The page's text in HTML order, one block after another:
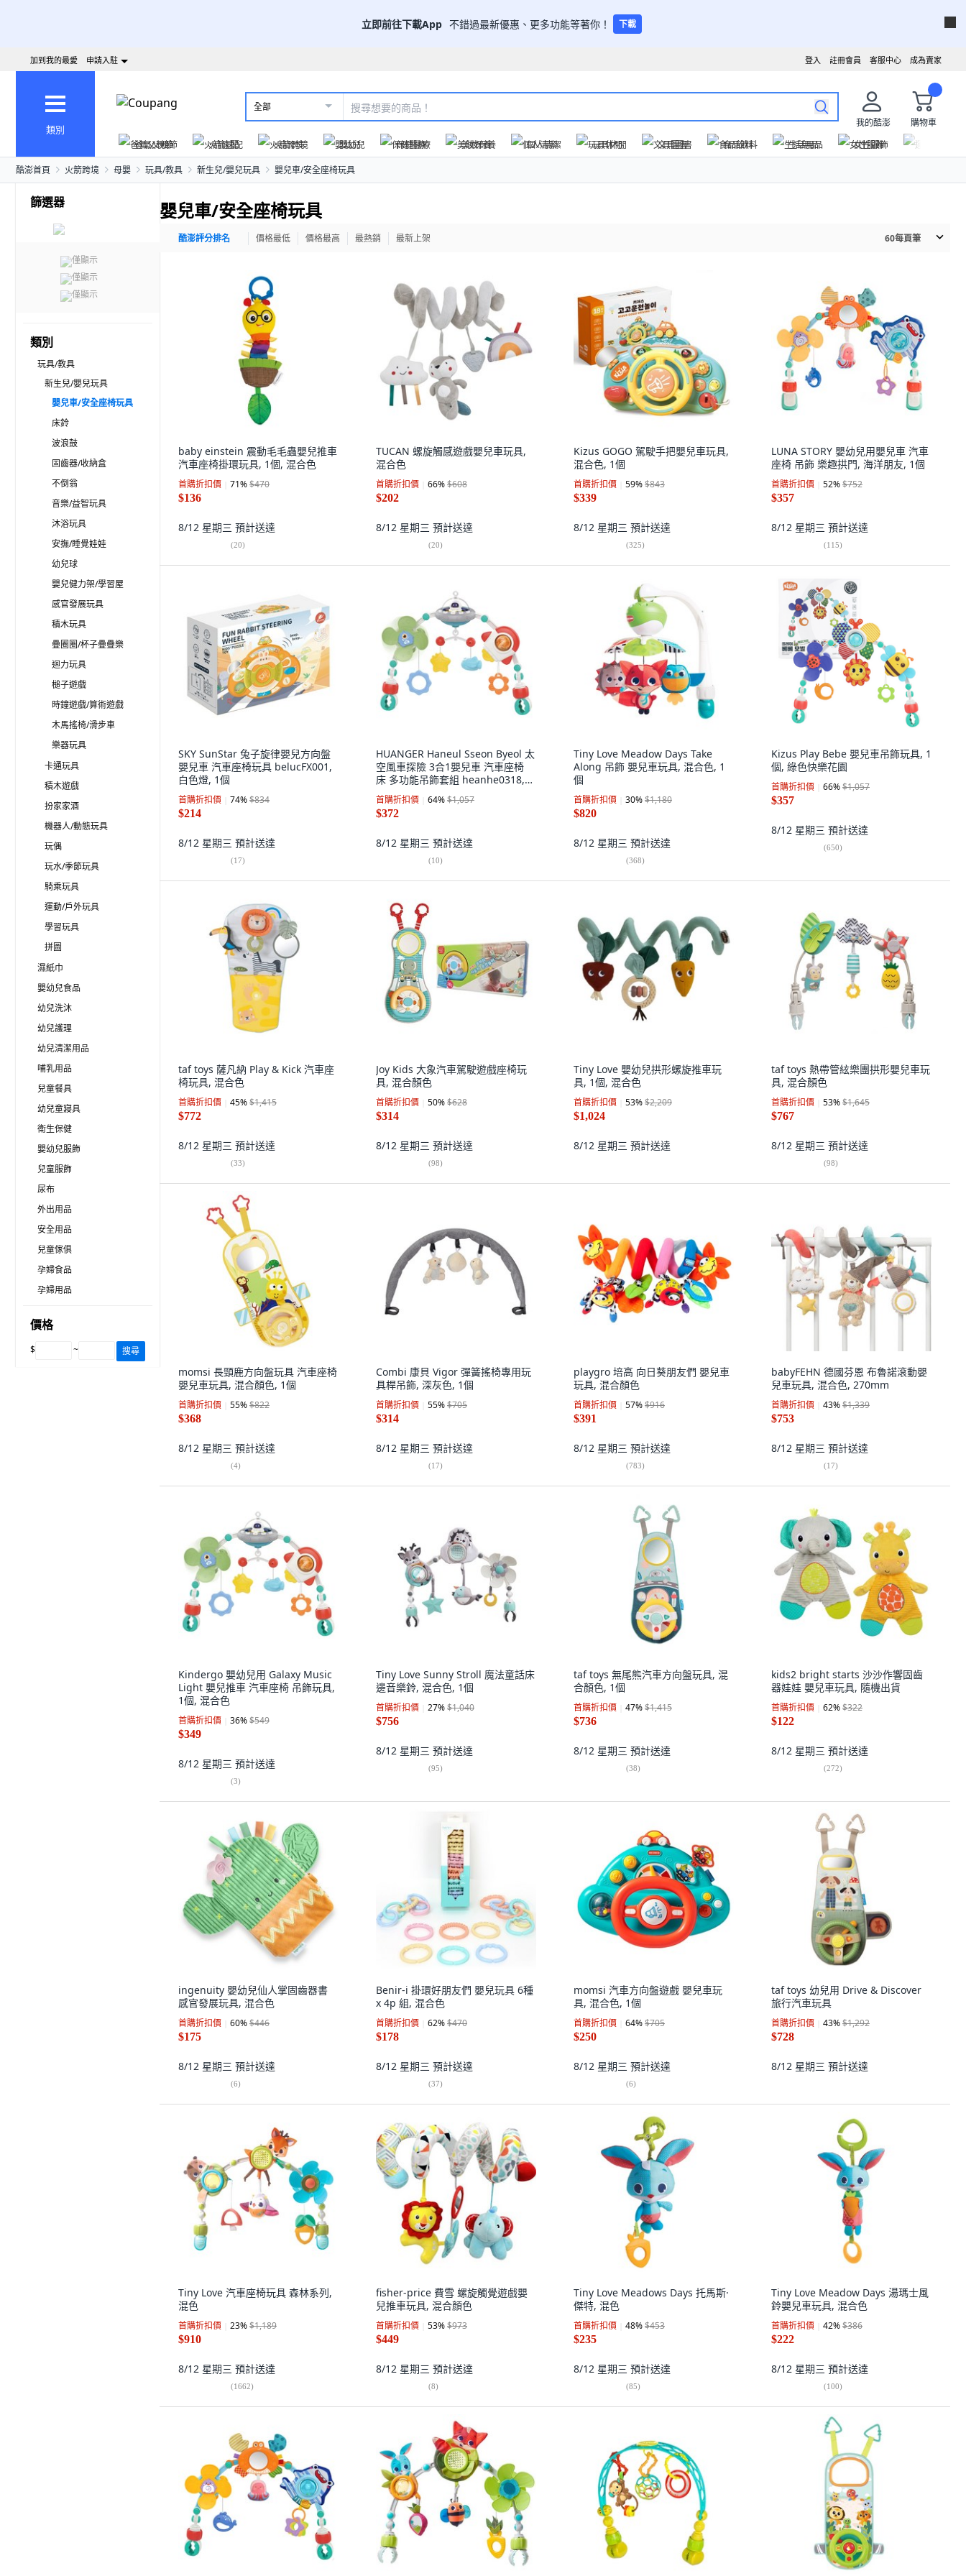
立即前往下載App 不錯過最新優惠、更多功能等著你！ 下載
成為賣家
客服中心
註冊會員
登入
加到我的最愛 申請入駐
類別
全部
我的酷澎
購物車
爸氣父親節
火箭速配 火箭跨境 嬰幼兒 保健醫療 美妝保養 個人清潔 玩具休閒 文具圖書 食品飲料 生活用品 女性服飾
酷澎首頁 火箭跨境 母嬰 玩具/教具 新生兒/嬰兒玩具 嬰兒車/安全座椅玩具
篩選器
僅顯示
僅顯示
僅顯示
類別
玩具/教具
新生兒/嬰兒玩具
嬰兒車/安全座椅玩具
床鈴
波浪鼓
固齒器/收納盒
不倒翁
音樂/益智玩具
沐浴玩具
安撫/睡覺娃娃
幼兒球
嬰兒健力架/學習屋
感官發展玩具
積木玩具
疊圈圈/杯子疊疊樂
迴力玩具
槌子遊戲
時鐘遊戲/算術遊戲
木馬搖椅/滑步車
樂器玩具
卡通玩具
積木遊戲
扮家家酒
機器人/動態玩具
玩偶
玩水/季節玩具
騎乘玩具
運動/戶外玩具
學習玩具
拼圖
濕紙巾
嬰幼兒食品
幼兒洗沐
幼兒護理
幼兒清潔用品
哺乳用品
兒童餐具
幼兒童寢具
衛生保健
嬰幼兒服飾
兒童服飾
尿布
外出用品
安全用品
兒童傢俱
孕婦食品
孕婦用品
價格
$ ~ 搜尋
嬰兒車/安全座椅玩具
酷澎評分排名 價格最低 價格最高 最熱銷 最新上架 60每頁筆
baby einstein 震動毛毛蟲嬰兒推車
汽車座椅掛環玩具, 1個, 混合色
首購折扣價 71%$470
$136
8/12 星期三 預計送達
(20)
TUCAN 螺旋觸感遊戲嬰兒車玩具,
混合色
首購折扣價 66%$608
$202
8/12 星期三 預計送達
(20)
Kizus GOGO 駕駛手把嬰兒車玩具,
混合色, 1個
首購折扣價 59%$843
$339
8/12 星期三 預計送達
(325)
LUNA STORY 嬰幼兒用嬰兒車 汽車
座椅 吊飾 樂趣拱門, 海洋朋友, 1個
首購折扣價 52%$752
$357
8/12 星期三 預計送達
(115)
SKY SunStar 兔子旋律嬰兒方向盤
嬰兒車 汽車座椅玩具 belucFX001,
白色燈, 1個
首購折扣價 74%$834
$214
8/12 星期三 預計送達
(17)
HUANGER Haneul Sseon Byeol 太
空風車探險 3合1嬰兒車 汽車座椅
床 多功能吊飾套組 heanhe0318,
白色等, 1套
首購折扣價 64%$1,057
$372
8/12 星期三 預計送達
(10)
Tiny Love Meadow Days Take
Along 吊飾 嬰兒車玩具, 混合色, 1
個
首購折扣價 30%$1,180
$820
8/12 星期三 預計送達
(368)
Kizus Play Bebe 嬰兒車吊飾玩具, 1
個, 綠色快樂花園
首購折扣價 66%$1,057
$357
8/12 星期三 預計送達
(650)
taf toys 薩凡納 Play & Kick 汽車座
椅玩具, 混合色
首購折扣價 45%$1,415
$772
8/12 星期三 預計送達
(33)
Joy Kids 大象汽車駕駛遊戲座椅玩
具, 混合顏色
首購折扣價 50%$628
$314
8/12 星期三 預計送達
(98)
Tiny Love 嬰幼兒拱形螺旋推車玩
具, 1個, 混合色
首購折扣價 53%$2,209
$1,024
8/12 星期三 預計送達
taf toys 熱帶管絃樂團拱形嬰兒車玩
具, 混合顏色
首購折扣價 53%$1,645
$767
8/12 星期三 預計送達
(98)
momsi 長頸鹿方向盤玩具 汽車座椅
嬰兒車玩具, 混合顏色, 1個
首購折扣價 55%$822
$368
8/12 星期三 預計送達
(4)
Combi 康貝 Vigor 彈簧搖椅專用玩
具桿吊飾, 深灰色, 1個
首購折扣價 55%$705
$314
8/12 星期三 預計送達
(17)
playgro 培高 向日葵朋友們 嬰兒車
玩具, 混合顏色
首購折扣價 57%$916
$391
8/12 星期三 預計送達
(783)
babyFEHN 德國芬恩 布魯諾滾動嬰
兒車玩具, 混合色, 270mm
首購折扣價 43%$1,339
$753
8/12 星期三 預計送達
(17)
Kindergo 嬰幼兒用 Galaxy Music
Light 嬰兒推車 汽車座椅 吊飾玩具,
1個, 混合色
首購折扣價 36%$549
$349
8/12 星期三 預計送達
(3)
Tiny Love Sunny Stroll 魔法童話床
邊音樂鈴, 混合色, 1個
首購折扣價 27%$1,040
$756
8/12 星期三 預計送達
(95)
taf toys 無尾熊汽車方向盤玩具, 混
合顏色, 1個
首購折扣價 47%$1,415
$736
8/12 星期三 預計送達
(38)
kids2 bright starts 沙沙作響固齒
器娃娃 嬰兒車玩具, 隨機出貨
首購折扣價 62%$322
$122
8/12 星期三 預計送達
(272)
ingenuity 嬰幼兒仙人掌固齒器書
感官發展玩具, 混合色
首購折扣價 60%$446
$175
8/12 星期三 預計送達
(6)
Benir-i 掛環好朋友們 嬰兒玩具 6種
x 4p 組, 混合色
首購折扣價 62%$470
$178
8/12 星期三 預計送達
(37)
momsi 汽車方向盤遊戲 嬰兒車玩
具, 混合色, 1個
首購折扣價 64%$705
$250
8/12 星期三 預計送達
(6)
taf toys 幼兒用 Drive & Discover
旅行汽車玩具
首購折扣價 43%$1,292
$728
8/12 星期三 預計送達
Tiny Love 汽車座椅玩具 森林系列,
混色
首購折扣價 23%$1,189
$910
8/12 星期三 預計送達
(1662)
fisher-price 費雪 螺旋觸覺遊戲嬰
兒推車玩具, 混合顏色
首購折扣價 53%$973
$449
8/12 星期三 預計送達
(8)
Tiny Love Meadows Days 托馬斯·
傑特, 混色
首購折扣價 48%$453
$235
8/12 星期三 預計送達
(85)
Tiny Love Meadow Days 湯瑪士風
鈴嬰兒車玩具, 混合色
首購折扣價 42%$386
$222
8/12 星期三 預計送達
(100)